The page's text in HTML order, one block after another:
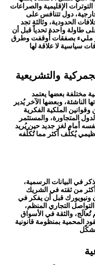
الإقليمية والصراعات
دول تتنافس على
الحدودية، وثالثة تجد
طاولة واحدة تحدياً قبل أن
مليء بصفقات أُوقفت وطرق
سياسية لا علاقة لها
والتشريعية
مختلفة بعضها يعتمد
الناشئة، وبعضها الآخر يُدير
وقوانين الملكية الفكرية
المتجاورة، والمستثمر
أمام لغز جديد حين يُريد
يُكلّف أكثر مما تُكلّفه
في البيانات الرسمية،
أكثر من ثقته في الشريك
ونيويورك قبل أن يفكر في
التجاري المنظم،
والثقة في الأسواق
المحمية بمنظومة قانونية